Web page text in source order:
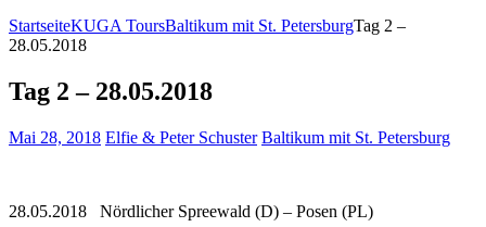
StartseiteKUGA ToursBaltikum mit St. PetersburgTag 2 –
28.05.2018
Tag 2 – 28.05.2018
Mai 28, 2018 Elfie & Peter Schuster Baltikum mit St. Petersburg
28.05.2018 Nördlicher Spreewald (D) – Posen (PL)